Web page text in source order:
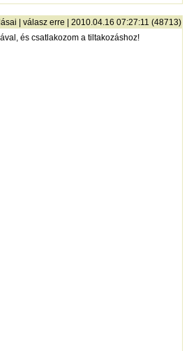
| válasz erre | 2010.04.16 07:27:11 (48713)
és csatlakozom a tiltakozáshoz!